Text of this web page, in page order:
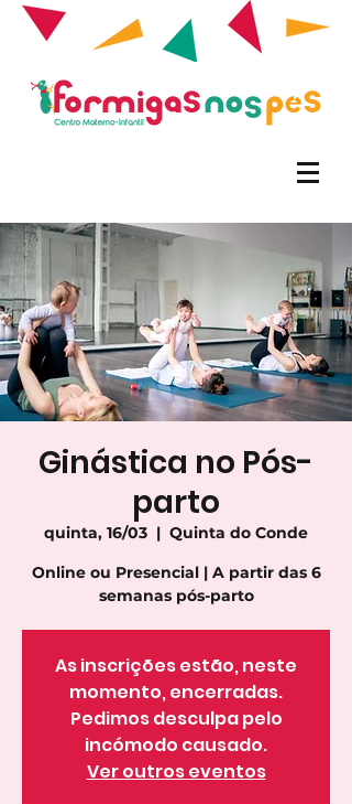
Ginástica no Pós-
parto
quinta, 16/03
  |
Quinta do Conde
Online ou Presencial | A partir das 6
semanas pós-parto
As inscrições estão, neste
momento, encerradas.
Pedimos desculpa pelo
incómodo causado.
Ver outros eventos